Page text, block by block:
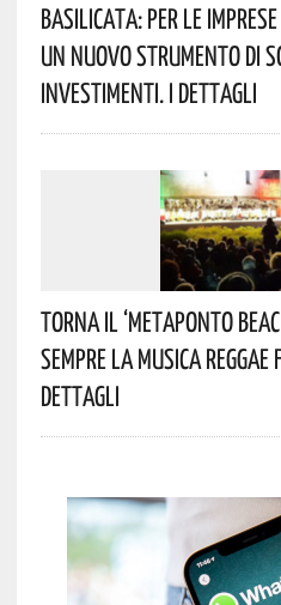
Basilicata: Per Le
Un Nuovo Strumento Di
Investimenti. I Dettagli
Torna Il ‘Metaponto
Sempre La Musica
Dettagli